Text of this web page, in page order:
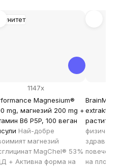
Magnesium®
mg, магнезий 200 mg +
B6 P5P, 100 веган
Най-добре
магнезий
MagChel® 53%
+ Активна форма на
1147x
BrainMax
extrakt®,
здраве,
повече
на